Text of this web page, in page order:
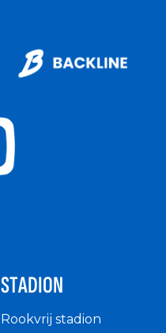
STADION
Rookvrij stadion